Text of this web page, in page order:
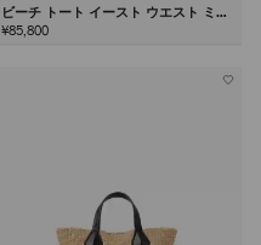
ビーチ トート イースト ウエスト ミニ
¥85,800